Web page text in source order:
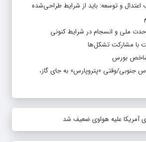
و توسعه: باید از شرایط طراحی‌شده
ملی و انسجام در شرایط کنونی
با مشارکت تشکل‌ها
جنوبی/وقتی «پتروپارس» به جای گاز،
آمریکا علیه هواوی ضعیف شد